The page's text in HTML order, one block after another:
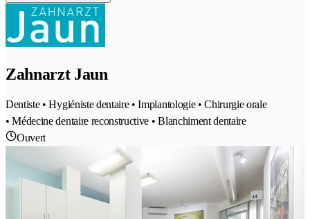
Zahnarzt Jaun
Dentiste • Hygiéniste dentaire • Implantologie • Chirurgie orale
• Médecine dentaire reconstructive • Blanchiment dentaire
Ouvert